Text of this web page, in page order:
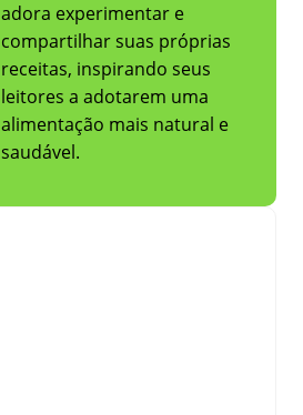
adora experimentar e
compartilhar suas próprias
receitas, inspirando seus
leitores a adotarem uma
alimentação mais natural e
saudável.